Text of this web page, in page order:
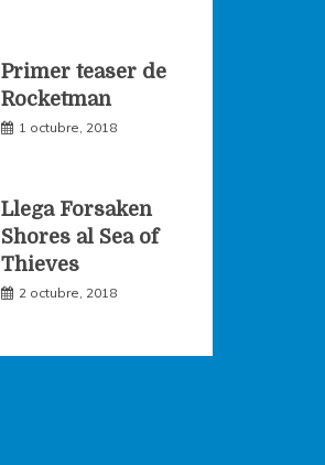
Primer teaser de
Rocketman
1 octubre, 2018
Llega Forsaken
Shores al Sea of
Thieves
2 octubre, 2018